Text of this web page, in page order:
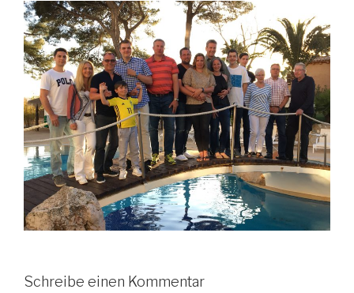
Schreibe einen Kommentar